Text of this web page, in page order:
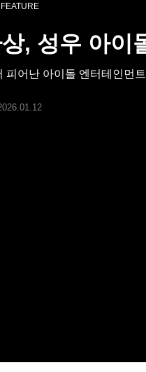
FEATURE
, 성우 아이
피어난 아이돌 엔터테인먼트